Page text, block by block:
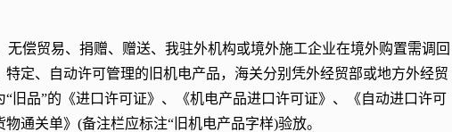
无偿贸易、捐赠、赠送、我驻外机构或境外施工企业在境外购置需调回
定、自动许可管理的旧机电产品，海关分别凭外经贸部或地方外经贸
旧品”的《进口许可证》、《机电产品进口许可证》、《自动进口许可
通关单》(备注栏应标注“旧机电产品字样)验放。